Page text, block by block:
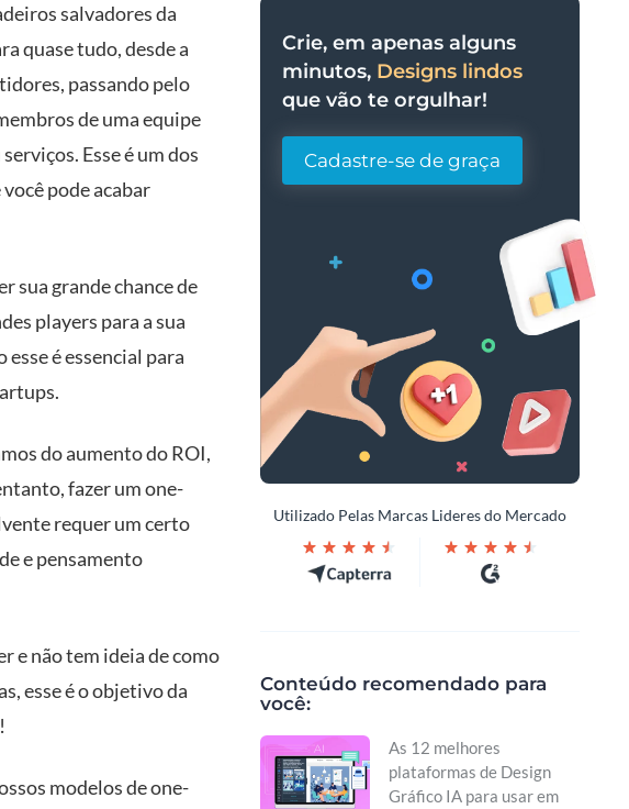
salvadores da
quase tudo, desde a
passando pelo
de uma equipe
Esse é um dos
pode acabar
sua grande chance de
players para a sua
é essencial para
do aumento do ROI,
fazer um one-
requer um certo
e pensamento
e não tem ideia de como
esse é o objetivo da
modelos de one-
Crie, em apenas alguns
minutos, Designs lindos
que vão te orgulhar!
Cadastre-se de graça
Utilizado Pelas Marcas Lideres do Mercado
Conteúdo recomendado para
você:
As 12 melhores
plataformas de Design
Gráfico IA para usar em